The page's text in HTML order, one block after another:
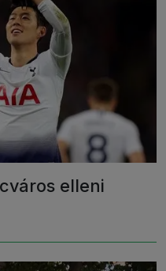
elleni